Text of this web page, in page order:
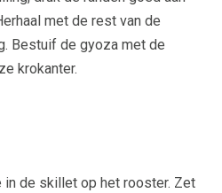
met de rest van de
Bestuif de gyoza met de
krokanter.
in de skillet op het rooster. Zet